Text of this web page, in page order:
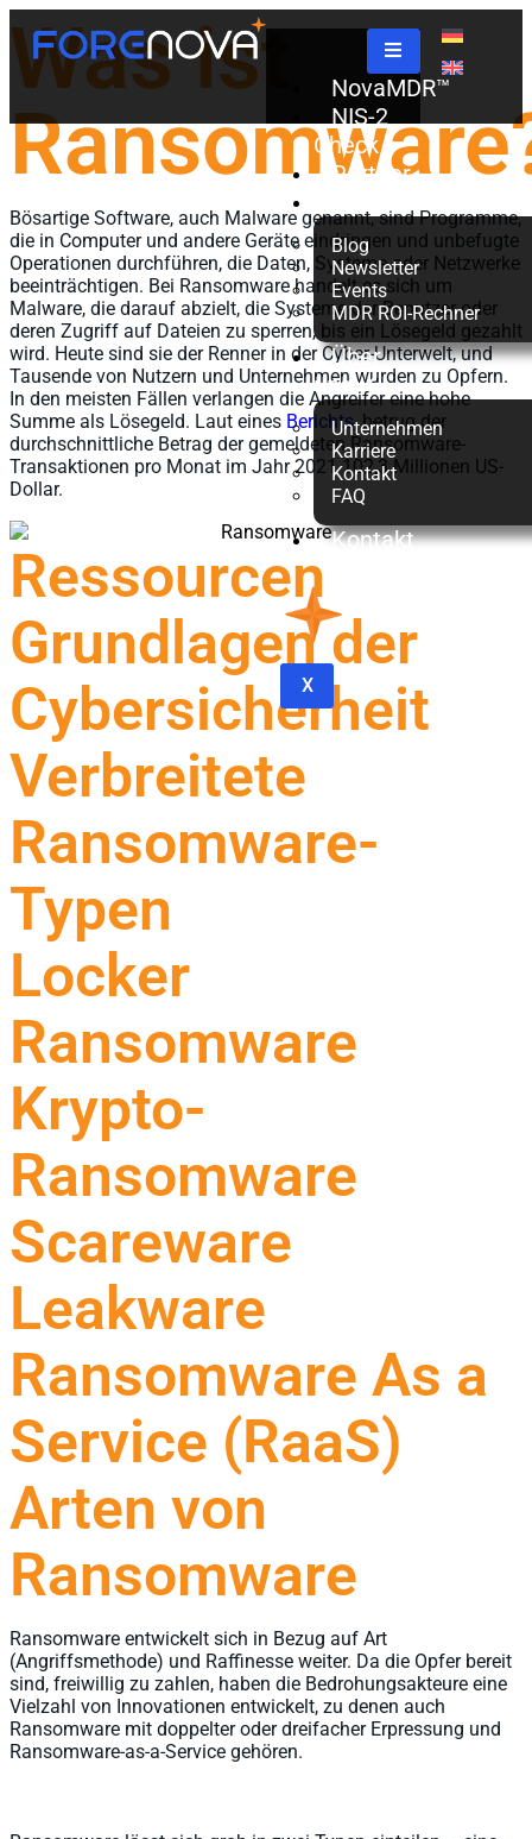
NovaMDR™
NIS-2
Check
Partner
Blog
Newsletter
Events
MDR ROI-Rechner
Über
uns
Unternehmen
Karriere
Kontakt
FAQ
Kontakt
X
Was ist
Bösartige Software, auch Malware genannt, sind Programme,
die in Computer und andere Geräte eindringen und unbefugte
Operationen durchführen, die Daten, Systeme oder Netzwerke
beeinträchtigen. Bei Ransomware handelt es sich um
Malware, die darauf abzielt, die Systeme der Benutzer oder
deren Zugriff auf Dateien zu sperren, bis ein Lösegeld gezahlt
wird. Heute sind sie der Renner in der Cyber-Unterwelt, und
Tausende von Nutzern und Unternehmen wurden zu Opfern.
In den meisten Fällen verlangen die Angreifer eine hohe
Summe als Lösegeld. Laut eines Berichts, betrug der
durchschnittliche Betrag der gemeldeten Ransomware-
Transaktionen pro Monat im Jahr 2021 102,3 Millionen US-
Dollar.
Ressourcen
Grundlagen der
Cybersicherheit
Verbreitete
Ransomware-
Typen
Locker
Ransomware
Krypto-
Ransomware
Scareware
Leakware
Ransomware As a
Service (RaaS)
Arten von
Ransomware
Ransomware entwickelt sich in Bezug auf Art
(Angriffsmethode) und Raffinesse weiter. Da die Opfer bereit
sind, freiwillig zu zahlen, haben die Bedrohungsakteure eine
Vielzahl von Innovationen entwickelt, zu denen auch
Ransomware mit doppelter oder dreifacher Erpressung und
Ransomware-as-a-Service gehören.